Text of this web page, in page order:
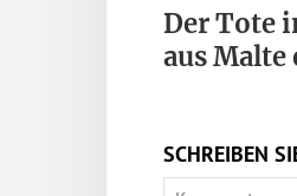
Der Tote
aus Malte
SCHREIBEN